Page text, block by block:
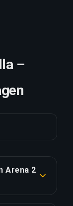
–
Arena 2